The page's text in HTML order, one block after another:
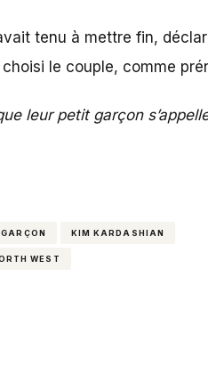
tenu à mettre fin,
choisi le couple, comme
leur petit garçon
KIM KARDASHIAN
WEST